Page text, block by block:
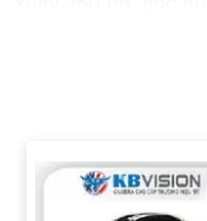
1080p. - Hỗ trợ kết
công nghệ hồng
giải 2MP